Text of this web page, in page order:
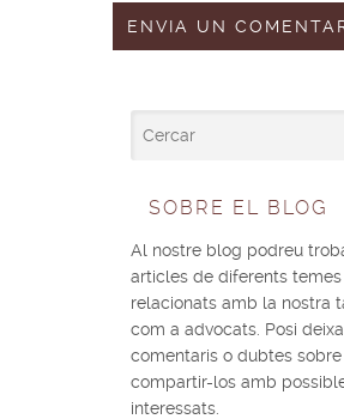
SOBRE EL BLOG
Al nostre blog podreu
articles de diferents temes
relacionats amb la nostra
com a advocats. Posi
comentaris o dubtes
compartir-los amb
interessats.